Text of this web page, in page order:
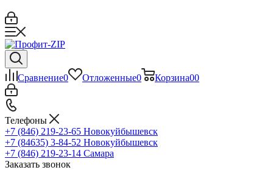
Сравнение0 Отложенные0 Корзина00
Телефоны
+7 (846) 219-23-65 Новокуйбышевск
+7 (84635) 3-84-52 Новокуйбышевск
+7 (846) 219-23-14 Самара
Заказать звонок